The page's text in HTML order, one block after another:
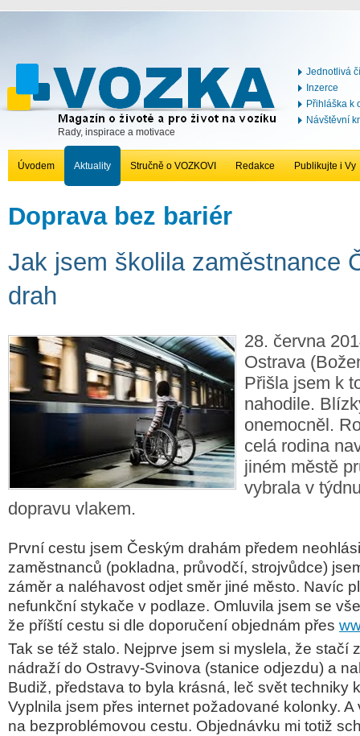
Rady, inspirace a motivace
Jednotlivá
Inzerce
Přihláška k
Návštěvní
Úvodem Aktuality Stručně o VOZKOVI Redakce Publikujte i Vy
Doprava bez bariér
Jak jsem školila zaměstnance
drah
28. června
Ostrava
Přišla jsem k
nahodile.
onemocněl.
celá rodina
jiném městě
vybrala v
dopravu vlakem.
První cestu jsem Českým drahám předem
zaměstnanců (pokladna, průvodčí, strojvůdce)
záměr a naléhavost odjet směr jiné město. Navíc
nefunkční stykače v podlaze. Omluvila jsem se
že příští cestu si dle doporučení objednám přes
Tak se též stalo. Nejprve jsem si myslela, že stačí
nádraží do Ostravy-Svinova (stanice odjezdu) a
Budiž, představa to byla krásná, leč svět techniky
Vyplnila jsem přes internet požadované kolonky. A
na bezproblémovou cestu. Objednávku mi totiž